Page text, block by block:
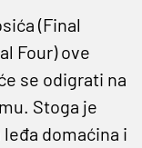
(Final
Four) ove
se odigrati na
Stoga je
domaćina i